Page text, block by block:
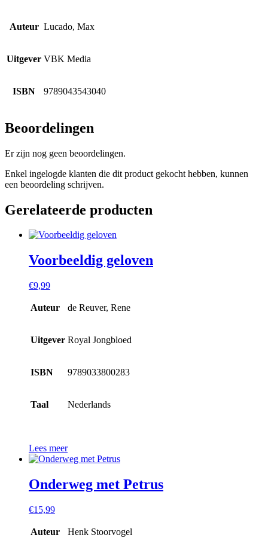
Auteur Lucado, Max
Uitgever VBK Media
ISBN 9789043543040
Beoordelingen
Er zijn nog geen beoordelingen.
Enkel ingelogde klanten die dit product gekocht hebben, kunnen
een beoordeling schrijven.
Gerelateerde producten
Voorbeeldig geloven
€9,99
Auteur de Reuver, Rene
Uitgever Royal Jongbloed
ISBN 9789033800283
Taal Nederlands
Lees meer
Onderweg met Petrus
€15,99
Auteur Henk Stoorvogel